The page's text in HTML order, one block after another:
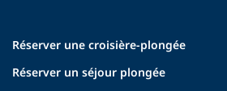
Réserver une croisière-plongée
Réserver un séjour plongée